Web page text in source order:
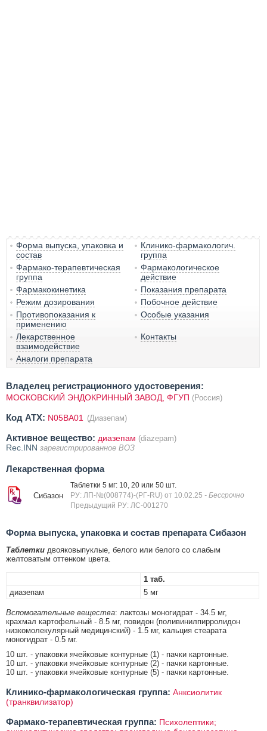
Форма выпуска, упаковка и
состав
Клинико-фармакологич.
группа
Фармако-терапевтическая
группа
Фармакологическое
действие
Фармакокинетика
Показания препарата
Режим дозирования
Побочное действие
Противопоказания к
применению
Особые указания
Лекарственное
взаимодействие
Контакты
Аналоги препарата
Владелец регистрационного удостоверения:
МОСКОВСКИЙ ЭНДОКРИННЫЙ ЗАВОД, ФГУП (Россия)
Код ATX: N05BA01 (Диазепам)
Активное вещество: диазепам (diazepam)
Rec.INN зарегистрированное ВОЗ
Лекарственная форма
Сибазон
Таблетки 5 мг: 10, 20 или 50 шт.
РУ: ЛП-№(008774)-(РГ-RU) от 10.02.25 - Бессрочно
Предыдущий РУ: ЛС-001270
Форма выпуска, упаковка и состав препарата Сибазон
Таблетки двояковыпуклые, белого или белого со слабым
желтоватым оттенком цвета.
1 таб.
диазепам
5 мг
Вспомогательные вещества: лактозы моногидрат - 34.5 мг,
крахмал картофельный - 8.5 мг, повидон (поливинилпирролидон
низкомолекулярный медицинский) - 1.5 мг, кальция стеарата
моногидрат - 0.5 мг.
10 шт. - упаковки ячейковые контурные (1) - пачки картонные.
10 шт. - упаковки ячейковые контурные (2) - пачки картонные.
10 шт. - упаковки ячейковые контурные (5) - пачки картонные.
Клинико-фармакологическая группа: Анксиолитик
(транквилизатор)
Фармако-терапевтическая группа: Психолептики;